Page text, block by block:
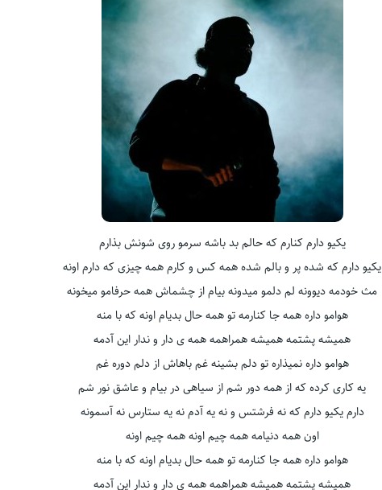
یکیو دارم کنارم که حالم بد باشه سرمو روی شونش بذارم
یکیو دارم که شده پر و بالم شده همه کس و کارم همه چیزی که دارم اونه
مث خودمه دیوونه لم دلمو میدونه بیام از چشماش همه حرفامو میخونه
هوامو داره همه جا کنارمه تو همه حال بدیام اونه که با منه
همیشه پشتمه همیشه همراهمه همه ی دار و ندار این آدمه
هوامو داره نمیذاره تو دلم بشینه غم باهاش از دلم دوره غم
یه کاری کرده که از همه دور شم از سیاهی در بیام و عاشق نور شم
دارم یکیو دارم که نه فرشتس و نه یه آدم نه یه ستارس نه آسمونه
اون همه دنیامه همه چیم اونه همه چیم اونه
هوامو داره همه جا کنارمه تو همه حال بدیام اونه که با منه
همیشه پشتمه همیشه همراهمه همه ی دار و ندار این آدمه